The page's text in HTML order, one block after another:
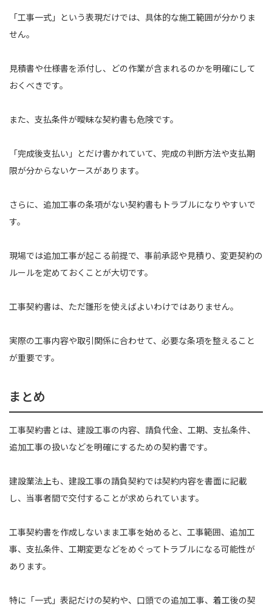
「工事一式」という表現だけでは、具体的な施工範囲が分かりま
せん。
見積書や仕様書を添付し、どの作業が含まれるのかを明確にして
おくべきです。
また、支払条件が曖昧な契約書も危険です。
「完成後支払い」とだけ書かれていて、完成の判断方法や支払期
限が分からないケースがあります。
さらに、追加工事の条項がない契約書もトラブルになりやすいで
す。
現場では追加工事が起こる前提で、事前承認や見積り、変更契約の
ルールを定めておくことが大切です。
工事契約書は、ただ雛形を使えばよいわけではありません。
実際の工事内容や取引関係に合わせて、必要な条項を整えること
が重要です。
まとめ
工事契約書とは、建設工事の内容、請負代金、工期、支払条件、
追加工事の扱いなどを明確にするための契約書です。
建設業法上も、建設工事の請負契約では契約内容を書面に記載
し、当事者間で交付することが求められています。
工事契約書を作成しないまま工事を始めると、工事範囲、追加工
事、支払条件、工期変更などをめぐってトラブルになる可能性が
あります。
特に「一式」表記だけの契約や、口頭での追加工事、着工後の契